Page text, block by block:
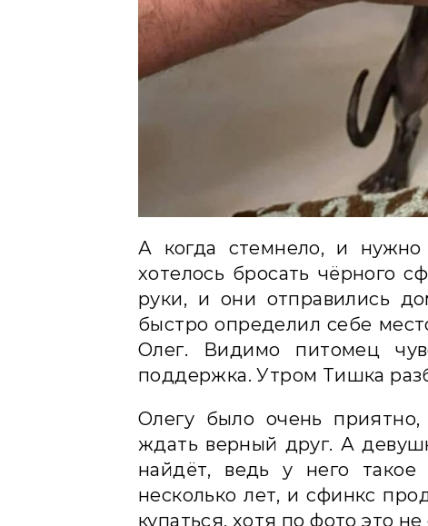
А когда стемнело, и
хотелось бросать чёрного
руки, и они отправились
быстро определил себе
Олег. Видимо питомец
поддержка. Утром Тишка
Олегу было очень
ждать верный друг. А
найдёт, ведь у него
несколько лет, и сфинкс
купаться, хотя по фото это